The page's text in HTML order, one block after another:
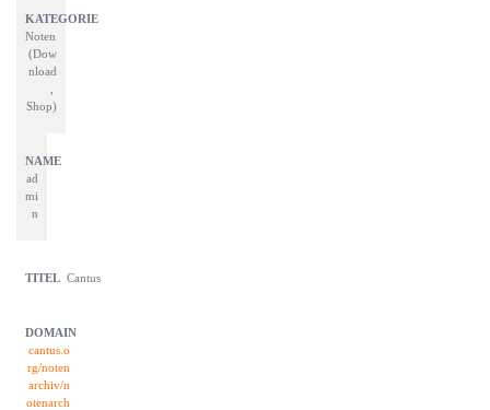
Noten
(Dow
nload
Shop)
ad
mi
n
Cantus
cantus.o
rg/noten
archiv/n
otenarch